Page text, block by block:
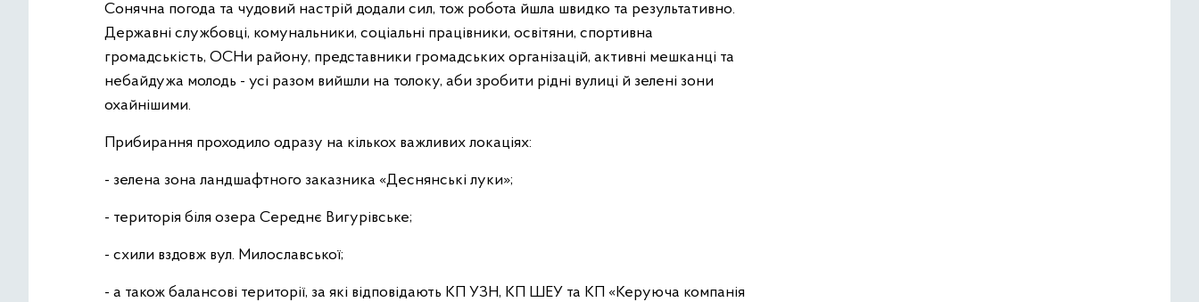
Сонячна погода та чудовий настрій додали сил, тож робота йшла швидко та результативно.
Державні службовці, комунальники, соціальні працівники, освітяни, спортивна
громадськість, ОСНи району, представники громадських організацій, активні мешканці та
небайдужа молодь - усі разом вийшли на толоку, аби зробити рідні вулиці й зелені зони
охайнішими.
Прибирання проходило одразу на кількох важливих локаціях:
- зелена зона ландшафтного заказника «Деснянські луки»;
- територія біля озера Середнє Вигурівське;
- схили вздовж вул. Милославської;
- а також балансові території, за які відповідають КП УЗН, КП ШЕУ та КП «Керуюча компанія